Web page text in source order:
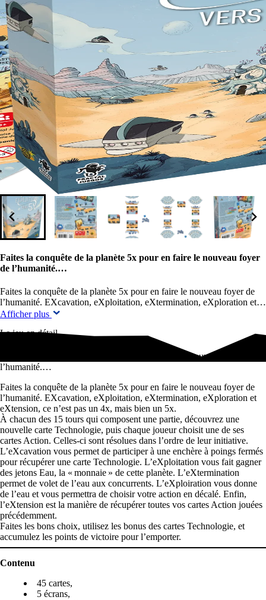
Faites la conquête de la planète 5x pour en faire le nouveau foyer
de l’humanité.…
Faites la conquête de la planète 5x pour en faire le nouveau foyer de
l’humanité. EXcavation, eXploitation, eXtermination, eXploration et…
Afficher plus
Le jeu en détail
Faites la conquête de la planète 5x pour en faire le nouveau foyer de
l’humanité.…
Faites la conquête de la planète 5x pour en faire le nouveau foyer de
l’humanité. EXcavation, eXploitation, eXtermination, eXploration et
eXtension, ce n’est pas un 4x, mais bien un 5x.
À chacun des 15 tours qui composent une partie, découvrez une
nouvelle carte Technologie, puis chaque joueur choisit une de ses
cartes Action. Celles-ci sont résolues dans l’ordre de leur initiative.
L’eXcavation vous permet de participer à une enchère à poings fermés
pour récupérer une carte Technologie. L’eXploitation vous fait gagner
des jetons Eau, la « monnaie » de cette planète. L’eXtermination
permet de volet de l’eau aux concurrents. L’eXploiration vous donne
de l’eau et vous permettra de choisir votre action en décalé. Enfin,
l’eXtension est la manière de récupérer toutes vos cartes Action jouées
précédemment.
Faites les bons choix, utilisez les bonus des cartes Technologie, et
accumulez les points de victoire pour l’emporter.
Contenu
45 cartes,
5 écrans,